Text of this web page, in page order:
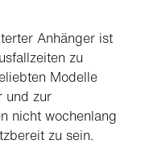
Anhänger ist
zu
Modelle
und zur
nicht wochenlang
zu sein.